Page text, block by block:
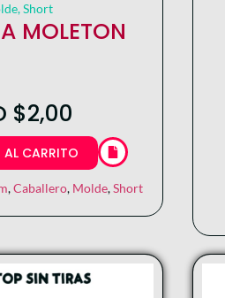
,Short
MOLETON
$2,00
CARRITO
,Caballero, Molde,Short